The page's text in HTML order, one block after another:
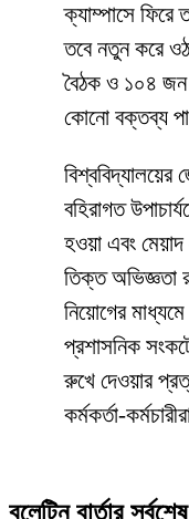
ক্যাম্পাসে ফিরে
তবে নতুন করে
বৈঠক ও ১০৪ জন
কোনো বক্তব্য
​বিশ্ববিদ্যালয়ের
বহিরাগত
হওয়া এবং
তিক্ত অভিজ্ঞতা
নিয়োগের মাধ্যমে
প্রশাসনিক
রুখে দেওয়ার
কর্মকর্তা-
বুলেটিন বার্তার সর্বশেষ